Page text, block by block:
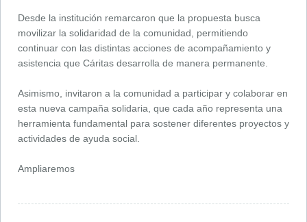
Desde la institución remarcaron que la propuesta busca
movilizar la solidaridad de la comunidad, permitiendo
continuar con las distintas acciones de acompañamiento y
asistencia que Cáritas desarrolla de manera permanente.
Asimismo, invitaron a la comunidad a participar y colaborar en
esta nueva campaña solidaria, que cada año representa una
herramienta fundamental para sostener diferentes proyectos y
actividades de ayuda social.
Ampliaremos